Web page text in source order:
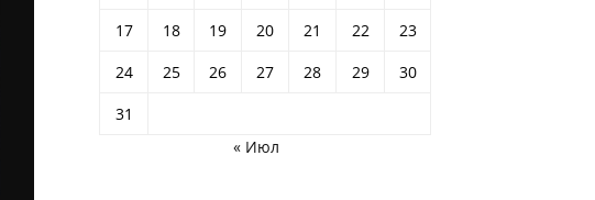
17
18 19 20 21 22
23
24
25 26 27 28 29
30
31
« Июл